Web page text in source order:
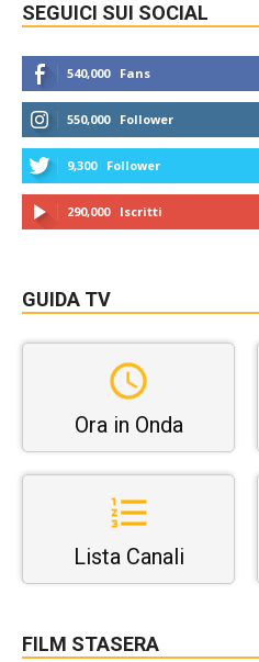
SEGUICI SUI SOCIAL
540,000 Fans
550,000 Follower
9,300 Follower
290,000 Iscritti
GUIDA TV
Ora in Onda
Lista Canali
FILM STASERA